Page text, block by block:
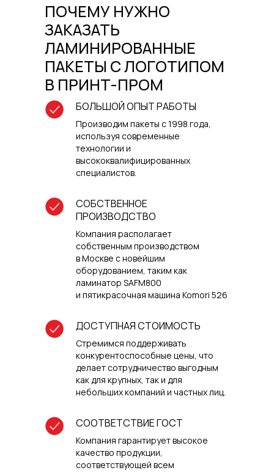
ПОЧЕМУ НУЖНО
ЗАКАЗАТЬ
ЛАМИНИРОВАННЫЕ
ПАКЕТЫ С ЛОГОТИПОМ
В ПРИНТ-ПРОМ
БОЛЬШОЙ ОПЫТ РАБОТЫ
Производим пакеты с 1998 года,
используя современные
технологии и
высококвалифицированных
специалистов.
СОБСТВЕННОЕ
ПРОИЗВОДСТВО
Компания располагает
собственным производством
в Москве с новейшим
оборудованием, таким как
ламинатор SAFM800
и пятикрасочная машина Komori 526
ДОСТУПНАЯ СТОИМОСТЬ
Стремимся поддерживать
конкурентоспособные цены, что
делает сотрудничество выгодным
как для крупных, так и для
небольших компаний и частных лиц.
СООТВЕТСТВИЕ ГОСТ
Компания гарантирует высокое
качество продукции,
соответствующей всем